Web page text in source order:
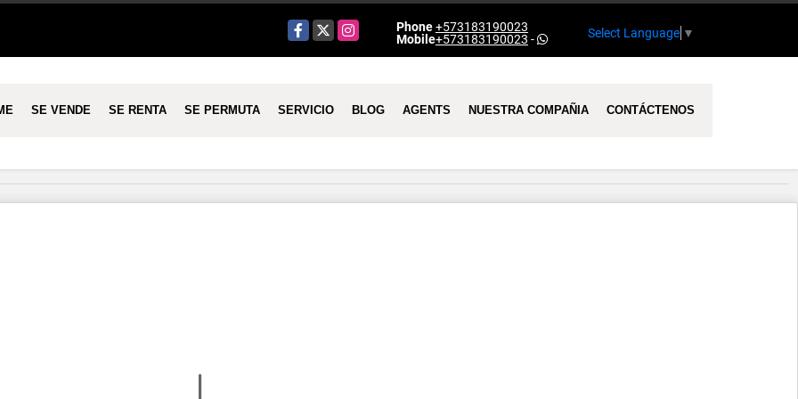
Facebook
X Instagram Phone+573183190023
Mobile+573183190023 - Select Language ▼
SE VENDE SE RENTA SE PERMUTA SERVICIO BLOG AGENTS NUESTRA COMPAÑIA CONTÁCTENOS